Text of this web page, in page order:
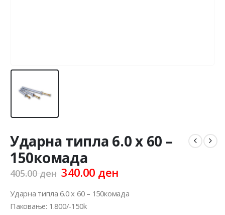
Ударна типла 6.0 x 60 –
150комада
405.00ден Original
was:
405.00 ден.
340.00 денCurrent
is:
Ударна типла 6.0 x 60 – 150комада
Паковање: 1.800/-150k